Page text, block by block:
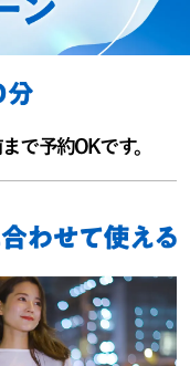
で予約OKです。